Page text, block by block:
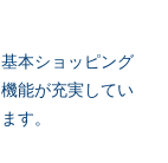
基本ショッピング
機能が充実してい
ます。